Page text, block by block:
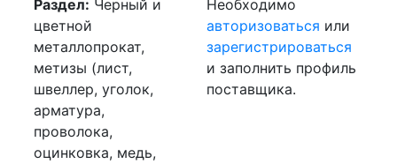
Раздел: Черный и
цветной
металлопрокат,
метизы (лист,
швеллер, уголок,
арматура,
проволока,
оцинковка, медь,
Необходимо
авторизоваться или
зарегистрироваться
и заполнить профиль
поставщика.